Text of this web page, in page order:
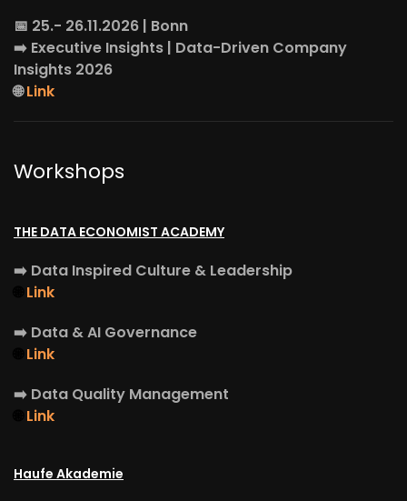
📅 25.- 26.11.2026 | Bonn
➡️ Executive Insights | Data-Driven Company
Insights 2026
🌐Link
Workshops
THE DATA ECONOMIST ACADEMY
➡️ Data Inspired Culture & Leadership
Link
➡️ Data & AI Governance
Link
➡️ Data Quality Management
Link
Haufe Akademie